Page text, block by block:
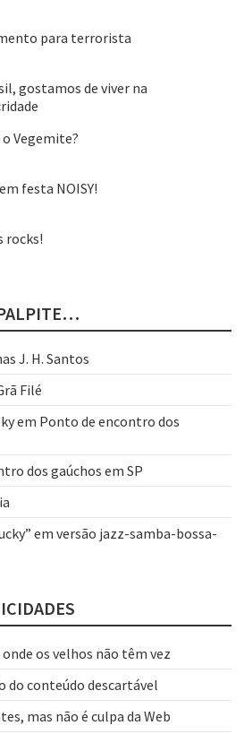
para terrorista
gostamos de viver na
o Vegemite?
festa NOISY!
rocks!
J. H. Santos
Filé
em Ponto de encontro dos
dos gaúchos em SP
em versão jazz-samba-bossa-
os velhos não têm vez
do conteúdo descartável
mas não é culpa da Web